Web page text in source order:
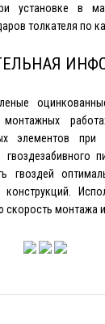
установке в
толкателя по
элементов при
гвоздей
монтажа и